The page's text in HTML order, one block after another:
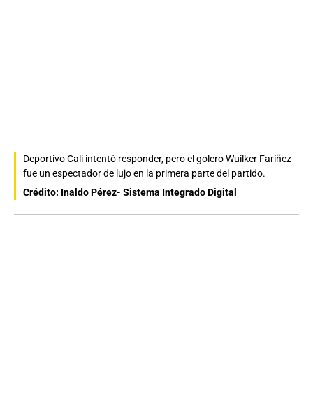
Deportivo Cali intentó responder, pero el golero Wuilker Faríñez
fue un espectador de lujo en la primera parte del partido.
Crédito: Inaldo Pérez- Sistema Integrado Digital